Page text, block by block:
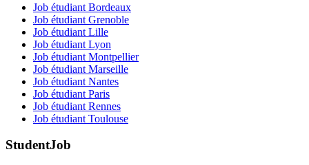
Job étudiant Bordeaux
Job étudiant Grenoble
Job étudiant Lille
Job étudiant Lyon
Job étudiant Montpellier
Job étudiant Marseille
Job étudiant Nantes
Job étudiant Paris
Job étudiant Rennes
Job étudiant Toulouse
StudentJob